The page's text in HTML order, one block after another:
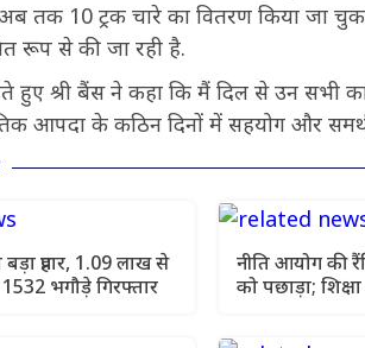
तक 10 ट्रक चारे का वितरण किया जा चुका
रूप से की जा रही है.
श्री बैंस ने कहा कि मैं दिल से उन सभी
प्राकृतिक आपदा के
प्रहार, 1.09 लाख से
भगौड़े गिरफ्तार
नीति आयोग की
को पछाड़ा;